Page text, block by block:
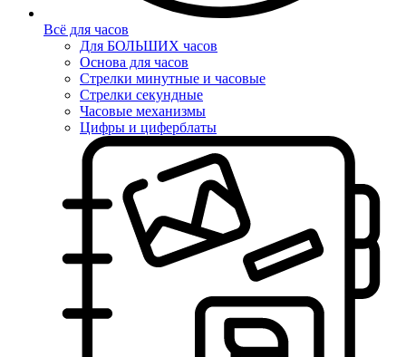
Всё для часов
Для БОЛЬШИХ часов
Основа для часов
Стрелки минутные и часовые
Стрелки секундные
Часовые механизмы
Цифры и циферблаты